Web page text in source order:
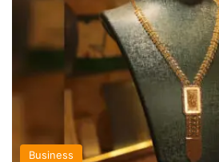
Business